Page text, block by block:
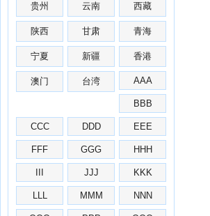
贵州 云南 西藏
陕西 甘肃 青海
宁夏 新疆 香港
澳门 台湾 AAA
BBB
CCC DDD EEE
FFF GGG HHH
JJJ KKK
LLL MMM NNN